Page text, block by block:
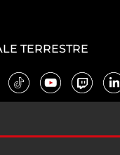
TERRESTRE